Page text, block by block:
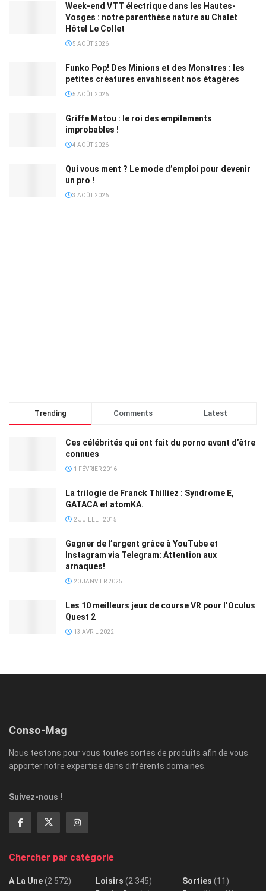
Week-end VTT électrique dans les Hautes-
Vosges : notre parenthèse nature au Chalet
Hôtel Le Collet
5 AOÛT 2026
Funko Pop! Des Minions et des Monstres : les
petites créatures envahissent nos étagères
5 AOÛT 2026
Griffe Matou : le roi des empilements
improbables !
4 AOÛT 2026
Qui vous ment ? Le mode d’emploi pour devenir
un pro !
3 AOÛT 2026
Trending Comments Latest
Ces célébrités qui ont fait du porno avant d’être
connues
1 FÉVRIER 2016
La trilogie de Franck Thilliez : Syndrome E,
GATACA et atomKA.
2 JUILLET 2015
Gagner de l’argent grâce à YouTube et
Instagram via Telegram: Attention aux
arnaques!
20 JANVIER 2025
Les 10 meilleurs jeux de course VR pour l’Oculus
Quest 2
13 AVRIL 2022
Conso-Mag
Nous testons pour vous toutes sortes de produits afin de vous
apporter notre expertise dans différents domaines.
Suivez-nous !
Chercher par catégorie
A La Une(2 572)
Loisirs (2 345) Sorties (11)